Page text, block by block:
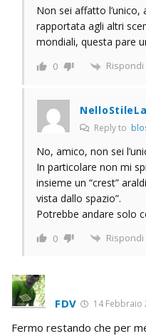
Non sei affatto l’unico,
rapportata agli altri
mondiali, questa pare
0 Rispondi
Reply to
No, amico, non sei
In particolare non mi
insieme un “crest”
vista dallo spazio”.
Potrebbe andare solo
0 Rispondi
FDV 14 Febbraio
Fermo restando che per